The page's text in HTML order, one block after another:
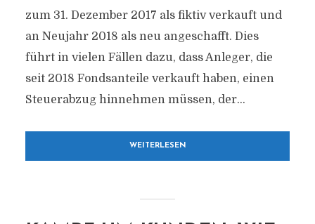
zum 31. Dezember 2017 als fiktiv verkauft und
an Neujahr 2018 als neu angeschafft. Dies
führt in vielen Fällen dazu, dass Anleger, die
seit 2018 Fondsanteile verkauft haben, einen
Steuerabzug hinnehmen müssen, der...
WEITERLESEN